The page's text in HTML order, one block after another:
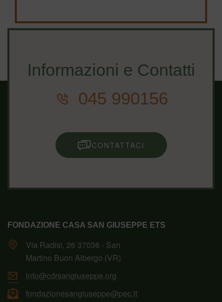
Informazioni e Contatti
045 990156
CONTATTACI
FONDAZIONE CASA SAN GIUSEPPE ETS
Via Radisi, 26 37036 - San
Martino Buon Albergo (VR)
info@cdrsangiuseppe.org
fondazionesangiuseppe@pec.it